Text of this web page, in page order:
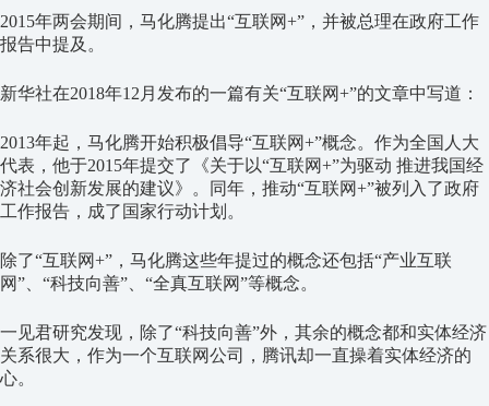
2015年两会期间，马化腾提出“互联网+”，并被总理在政府工作
报告中提及。
新华社在2018年12月发布的一篇有关“互联网+”的文章中写道：
2013年起，马化腾开始积极倡导“互联网+”概念。作为全国人大
代表，他于2015年提交了《关于以“互联网+”为驱动 推进我国经
济社会创新发展的建议》。同年，推动“互联网+”被列入了政府
工作报告，成了国家行动计划。
除了“互联网+”，马化腾这些年提过的概念还包括“产业互联
网”、“科技向善”、“全真互联网”等概念。
一见君研究发现，除了“科技向善”外，其余的概念都和实体经济
关系很大，作为一个互联网公司，腾讯却一直操着实体经济的
心。